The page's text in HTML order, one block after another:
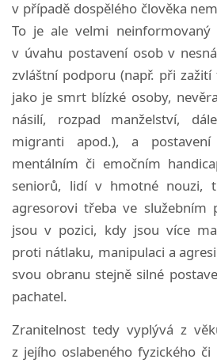
v případě dospělého člověka
To je ale velmi neinformovaný
v úvahu postavení osob v
zvláštní podporu (např. při
jako je smrt blízké osoby,
násilí, rozpad manželství,
migranti apod.), a
mentálním či emočním
seniorů, lidí v hmotné nouzi,
agresorovi třeba ve služebním
jsou v pozici, kdy jsou více
proti nátlaku, manipulaci a
svou obranu stejně silné
pachatel.
Zranitelnost tedy vyplývá z
z jejího oslabeného fyzického či